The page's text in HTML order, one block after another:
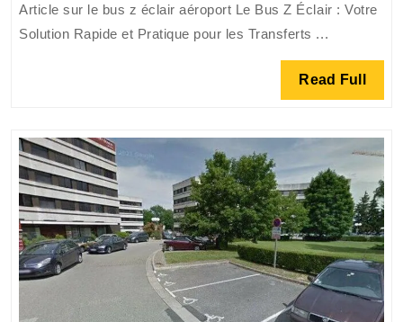
Rapide
et
Pratique
Bus
Z
Éclair
pour
vos
Transferts
Article sur le bus z éclair aéroport Le Bus Z Éclair : Votre
Solution Rapide et Pratique pour les Transferts ...
Read Full Read
Full